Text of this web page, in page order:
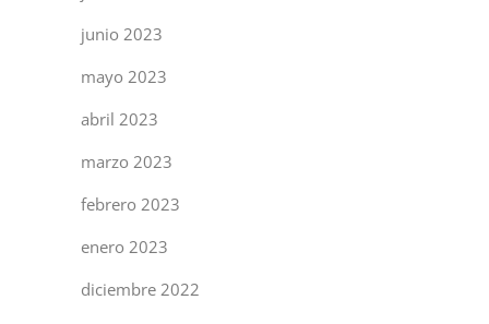
junio 2023
mayo 2023
abril 2023
marzo 2023
febrero 2023
enero 2023
diciembre 2022